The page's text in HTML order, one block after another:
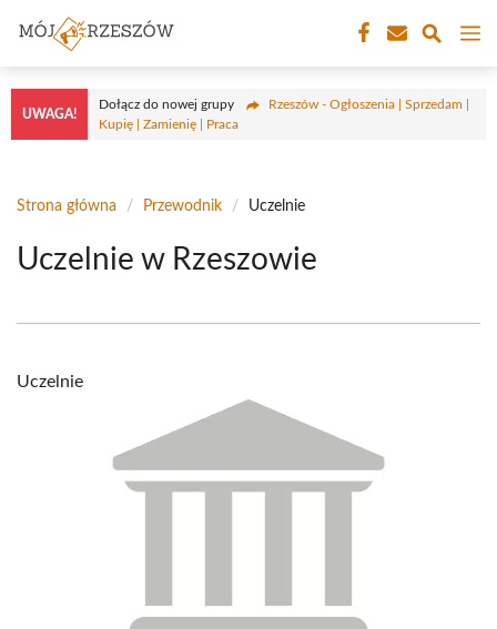
treści
UWAGA!
Dołącz do nowej grupy
Rzeszów - Ogłoszenia | Sprzedam |
Kupię | Zamienię | Praca
Strona główna / Przewodnik / Uczelnie
Uczelnie w Rzeszowie
Uczelnie